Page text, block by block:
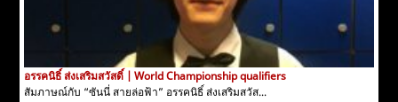
อรรคนิธิ์ ส่งเสริมสวัสดิ์ | World Championship qualifiers
สัมภาษณ์กับ “ซันนี่ สายล่อฟ้า” อรรคนิธิ์ ส่งเสริมสวัส...